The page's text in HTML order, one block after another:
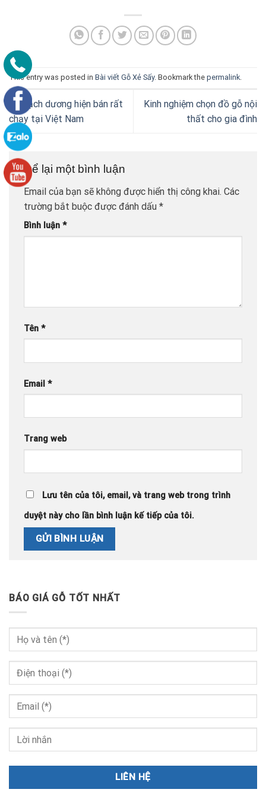
This entry was posted in Bài viết Gỗ Xẻ Sấy. Bookmark the permalink.
Gỗ bạch dương hiện bán rất
chạy tại Việt Nam
Kinh nghiệm chọn đồ gỗ nội
thất cho gia đình
Để lại một bình luận
Email của bạn sẽ không được hiển thị công khai. Các
trường bắt buộc được đánh dấu *
Bình luận *
Tên *
Email *
Trang web
Lưu tên của tôi, email, và trang web trong trình
duyệt này cho lần bình luận kế tiếp của tôi.
BÁO GIÁ GỖ TỐT NHẤT